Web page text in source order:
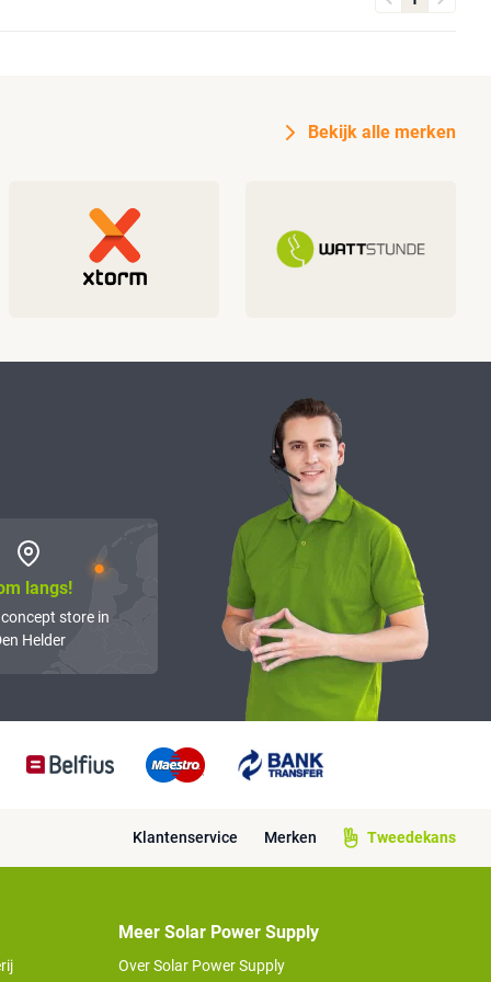
Bekijk alle merken
langs!
store in
Helder
Klantenservice Merken Tweedekans
Meer Solar Power Supply
Over Solar Power Supply